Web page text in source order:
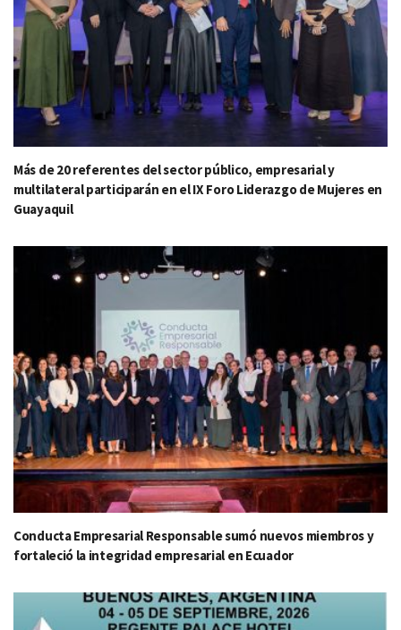
Más de 20 referentes del sector público, empresarial y
multilateral participarán en el IX Foro Liderazgo de Mujeres en
Guayaquil
Conducta Empresarial Responsable sumó nuevos miembros y
fortaleció la integridad empresarial en Ecuador